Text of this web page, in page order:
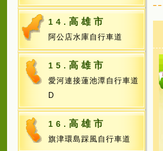
14. 高雄市
阿公店水庫自行車道
15. 高雄市
愛河連接蓮池潭自行車道
D
16. 高雄市
旗津環島踩風自行車道